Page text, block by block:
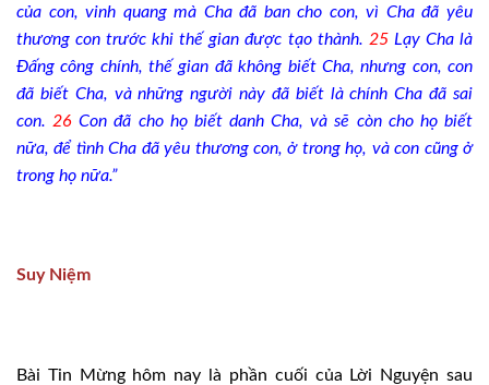
của con, vinh quang mà Cha đã ban cho con, vì Cha đã yêu
thương con trước khi thế gian được tạo thành. 25Lạy Cha là
Đấng công chính, thế gian đã không biết Cha, nhưng con, con
đã biết Cha, và những người này đã biết là chính Cha đã sai
con. 26 Con đã cho họ biết danh Cha, và sẽ còn cho họ biết
nữa, để tình Cha đã yêu thương con, ở trong họ, và con cũng ở
trong họ nữa.”
Suy Niệm
Bài Tin Mừng hôm nay là phần cuối của Lời Nguyện sau